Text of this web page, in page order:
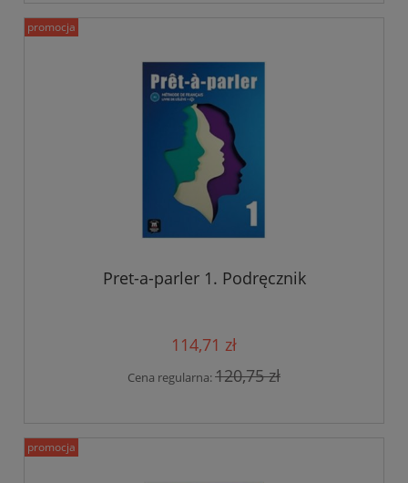
Pret-a-parler 1. Podręcznik
114,71 zł
Cena regularna:120,75 zł
promocja
promocja